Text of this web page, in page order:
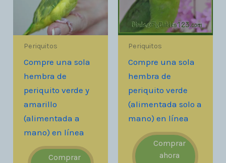
Periquitos
Compre una sola
hembra de
periquito verde y
amarillo
(alimentada a
mano) en línea
Comprar
Periquitos
Compre una sola
hembra de
periquito verde
(alimentada solo a
mano) en línea
Comprar
ahora